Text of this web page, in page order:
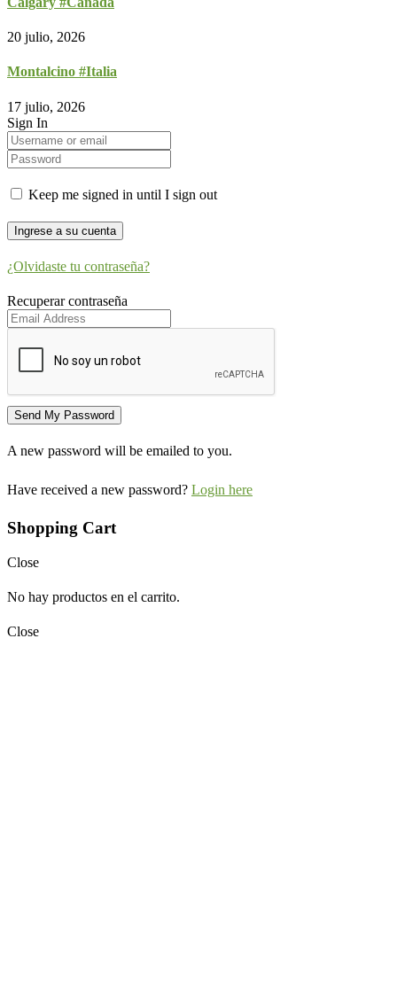
20 julio, 2026
Montalcino #Italia
17 julio, 2026
Sign In
Keep me signed in until I sign out
¿Olvidaste tu contraseña?
Recuperar contraseña
A new password will be emailed to you.
Have received a new password? Login here
Shopping Cart
Close
No hay productos en el carrito.
Close